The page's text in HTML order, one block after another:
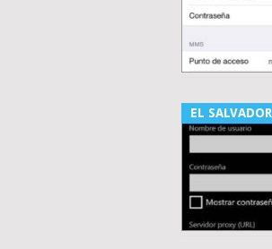
EL SALVADOR